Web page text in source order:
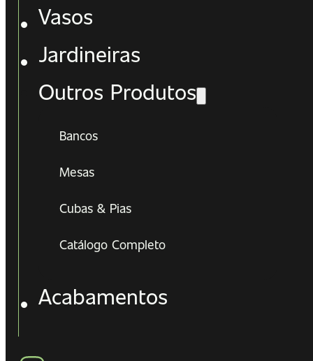
Vasos
Jardineiras
Outros Produtos
Bancos
Mesas
Cubas & Pias
Catálogo Completo
Acabamentos